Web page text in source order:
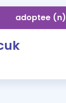
adoptee (n)